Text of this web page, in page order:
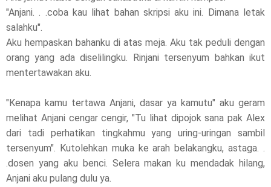
"Anjani. . .coba kau lihat bahan skripsi aku ini. Dimana letak
salahku".
Aku hempaskan bahanku di atas meja. Aku tak peduli dengan
orang yang ada diselilingku. Rinjani tersenyum bahkan ikut
mentertawakan aku.
"Kenapa kamu tertawa Anjani, dasar ya kamutu" aku geram
melihat Anjani cengar cengir, "Tu lihat dipojok sana pak Alex
dari tadi perhatikan tingkahmu yang uring-uringan sambil
tersenyum". Kutolehkan muka ke arah belakangku, astaga. .
.dosen yang aku benci. Selera makan ku mendadak hilang,
Anjani aku pulang dulu ya.